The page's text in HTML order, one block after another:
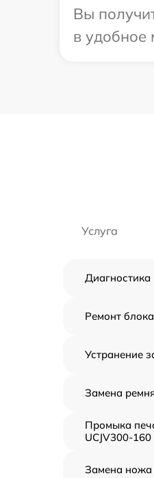
Вы
в удобное
Услуга
Диагностика
Ремонт
Устранение
Замена
Промыка
UCJV300-160
Замена ножа